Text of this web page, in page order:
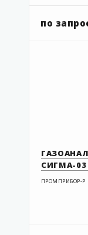
по
СИГМА-03
ПРОМПРИБОР-Р